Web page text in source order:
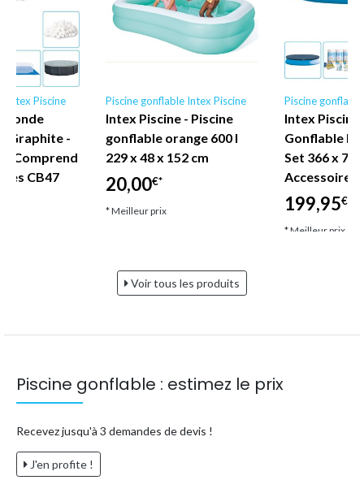
Intex Piscine
Ronde
Graphite -
- Comprend
CB47
Piscine gonflable Intex Piscine
Intex Piscine - Piscine
gonflable orange 600 l
229 x 48 x 152 cm
20,00€*
* Meilleur prix
Piscine
Intex Piscine
Gonflable
Set 366 x 76
Accessoire
199,95€*
* Meilleur prix
Voir tous les produits
Piscine gonflable : estimez le prix
Recevez jusqu'à 3 demandes de devis !
J'en profite !